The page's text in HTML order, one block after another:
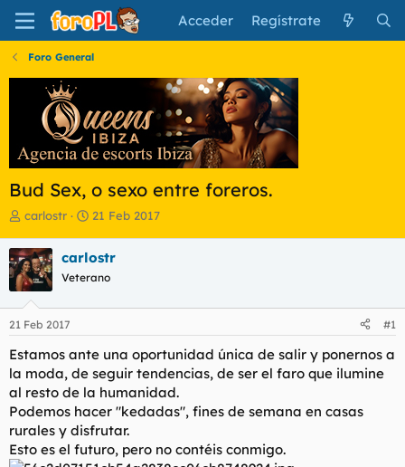
Acceder Regístrate
Foro General
Bud Sex, o sexo entre foreros.
I
i
c
i
a
d
o
d
e
t
e
m
a
carlostr
F
h
a
e
i
c
i
o
21 Feb 2017
carlostr
Veterano
21 Feb 2017 #1
Estamos ante una oportunidad única de salir y ponernos a
la moda, de seguir tendencias, de ser el faro que ilumine
al resto de la humanidad.
Podemos hacer "kedadas", fines de semana en casas
rurales y disfrutar.
Esto es el futuro, pero no contéis conmigo.